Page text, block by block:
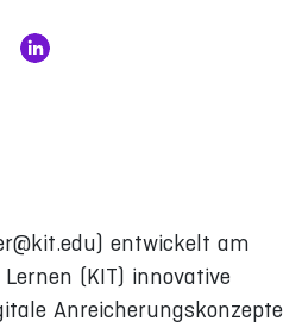
entwickelt am
(KIT) innovative
Anreicherungskonzepte